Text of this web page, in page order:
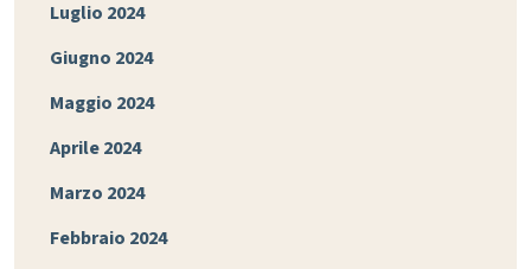
Luglio 2024
Giugno 2024
Maggio 2024
Aprile 2024
Marzo 2024
Febbraio 2024